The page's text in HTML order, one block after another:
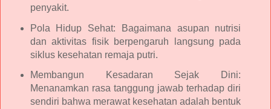
penyakit.
Pola Hidup Sehat: Bagaimana asupan nutrisi
dan aktivitas fisik berpengaruh langsung pada
siklus kesehatan remaja putri.
Membangun Kesadaran Sejak Dini:
Menanamkan rasa tanggung jawab terhadap diri
sendiri bahwa merawat kesehatan adalah bentuk